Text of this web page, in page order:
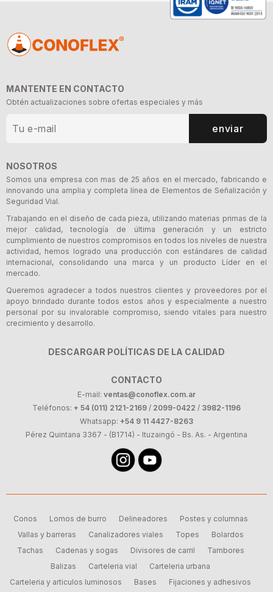
MANTENTE EN CONTACTO
Obtén actualizaciones sobre ofertas especiales y más
enviar
NOSOTROS
Somos una empresa con mas de 25 años en el mercado, fabricando e
innovando una amplia y completa línea de Elementos de Señalización y
Seguridad Vial.
Trabajando en el diseño de cada pieza, utilizando materias primas de la
mejor calidad, tecnología de última generación y un estricto
cumplimiento de nuestros compromisos en todos los niveles de nuestra
actividad, hemos logrado una producción con estándares de calidad
internacional, consolidando una marca y un producto Líder en el
mercado.
Queremos agradecer a todos nuestros clientes y proveedores por el
apoyo brindado durante todos estos años y especialmente a nuestro
personal por su invalorable compromiso, siendo vitales para nuestro
crecimiento y desarrollo.
DESCARGAR POLÍTICAS DE LA CALIDAD
CONTACTO
E-mail: ventas@conoflex.com.ar
Teléfonos: + 54 (011) 2121-2169 / 2099-0422 / 3982-1196
Whatsapp: +54 9 11 4427-8263
Pérez Quintana 3367 - (B1714) - Ituzaingó - Bs. As. - Argentina
Conos Lomos de burro Delineadores
Postes y columnas
Vallas y barreras
Canalizadores viales Topes
Bolardos
Tachas
Cadenas y sogas Divisores de carril
Tambores
Balizas
Carteleria vial
Carteleria urbana
Carteleria y articulos luminosos
Bases Fijaciones y adhesivos